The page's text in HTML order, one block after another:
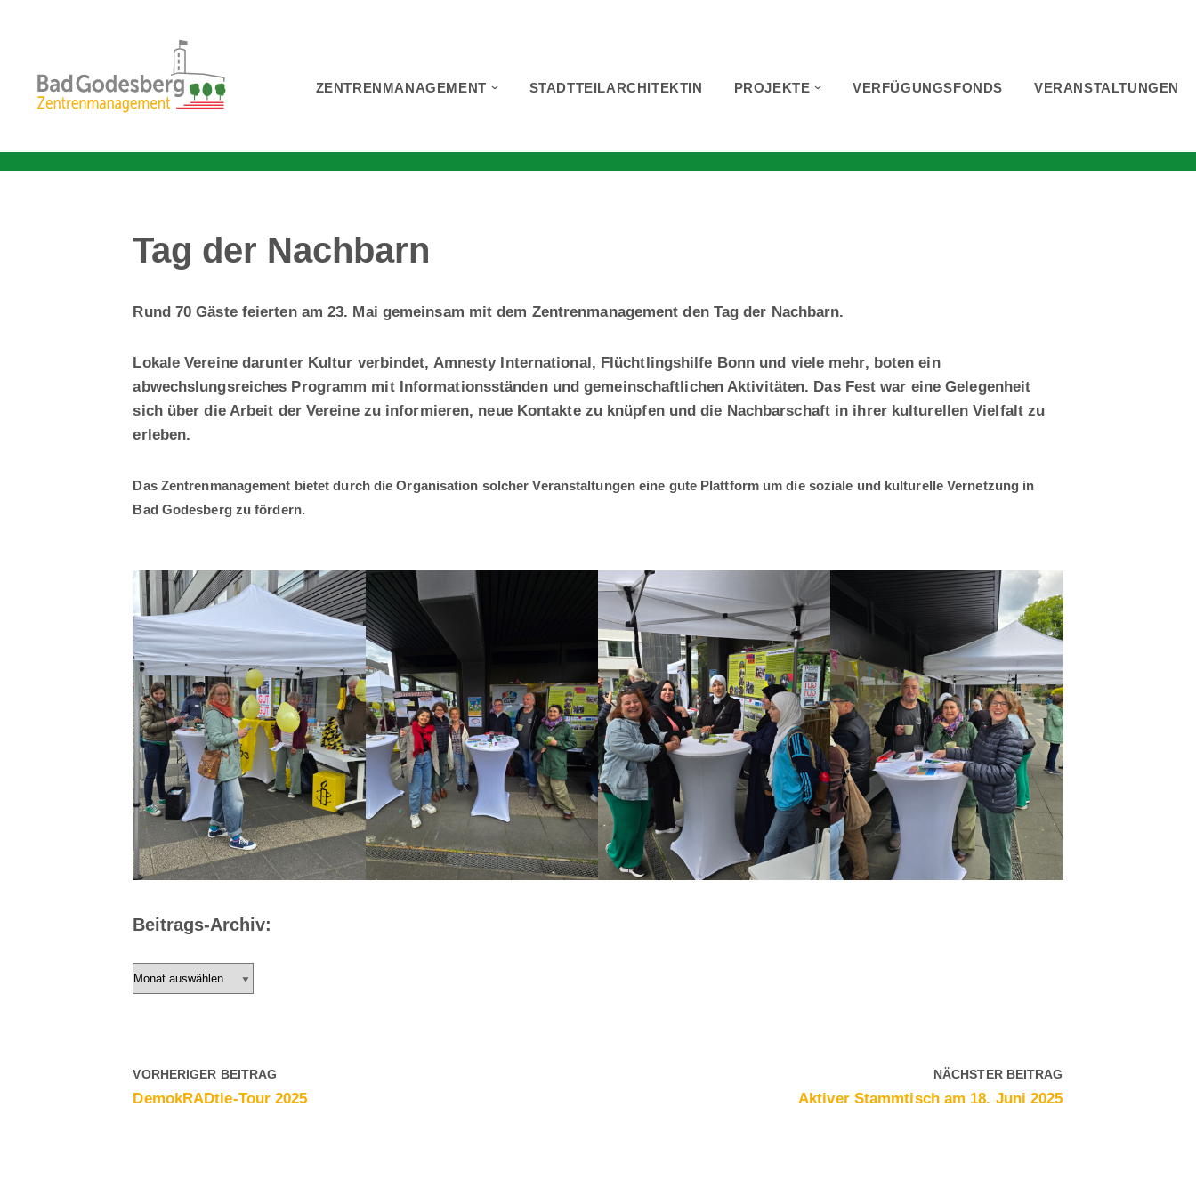
Inhalt
springen
ZENTRENMANAGEMENT STADTTEILARCHITEKTIN PROJEKTE VERFÜGUNGSFONDS VERANSTALTUNGEN
Tag der Nachbarn
Rund 70 Gäste feierten am 23. Mai gemeinsam mit dem Zentrenmanagement den Tag der Nachbarn.
Lokale Vereine darunter Kultur verbindet, Amnesty International, Flüchtlingshilfe Bonn und viele mehr, boten ein
abwechslungsreiches Programm mit Informationsständen und gemeinschaftlichen Aktivitäten. Das Fest war eine Gelegenheit
sich über die Arbeit der Vereine zu informieren, neue Kontakte zu knüpfen und die Nachbarschaft in ihrer kulturellen Vielfalt zu
erleben.
Das Zentrenmanagement bietet durch die Organisation solcher Veranstaltungen eine gute Plattform um die soziale und kulturelle Vernetzung in
Bad Godesberg zu fördern.
Beitrags-Archiv:
VORHERIGER BEITRAG
DemokRADtie-Tour 2025
NÄCHSTER BEITRAG
Aktiver Stammtisch am 18. Juni 2025